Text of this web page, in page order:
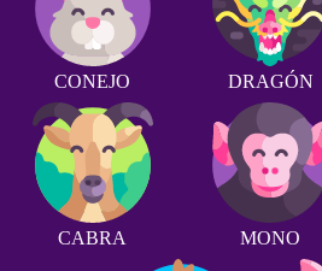
CONEJO DRAGÓN
CABRA MONO